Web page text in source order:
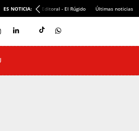
ES NOTICIA: Editoral - El Rúgido Últimas noticias